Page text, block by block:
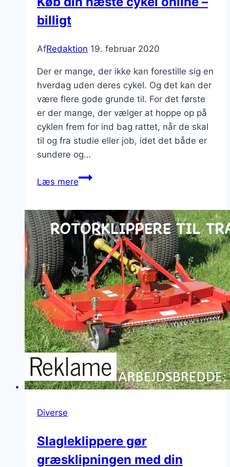
billigt
AfRedaktion 19. februar 2020
Der er mange, der ikke kan forestille sig en
hverdag uden deres cykel. Og det kan der
være flere gode grunde til. For det første
er der mange, der vælger at hoppe op på
cyklen frem for ind bag rattet, når de skal
til og fra studie eller job, idet det både er
sundere og…
Læs mereKøb
cykel
online
billigt
Diverse
Slagleklippere gør
græsklipningen med din